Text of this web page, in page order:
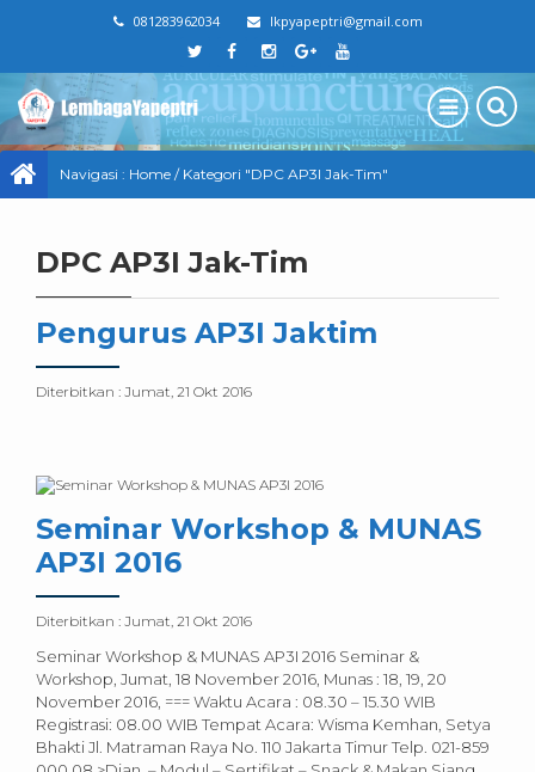
081283962034 lkpyapeptri@gmail.com
Navigasi : Home / Kategori "DPC AP3I Jak-Tim"
DPC AP3I Jak-Tim
Pengurus AP3I Jaktim
Diterbitkan : Jumat, 21 Okt 2016
Seminar Workshop & MUNAS
AP3I 2016
Diterbitkan : Jumat, 21 Okt 2016
Seminar Workshop & MUNAS AP3I 2016 Seminar &
Workshop, Jumat, 18 November 2016, Munas : 18, 19, 20
November 2016, === Waktu Acara : 08.30 – 15.30 WIB
Registrasi: 08.00 WIB Tempat Acara: Wisma Kemhan, Setya
Bhakti Jl. Matraman Raya No. 110 Jakarta Timur Telp. 021-859